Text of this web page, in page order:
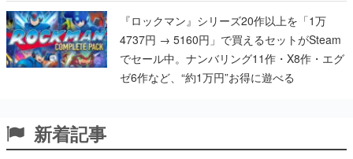
『ロックマン』シリーズ20作以上を「1万
4737円 → 5160円」で買えるセットがSteam
でセール中。ナンバリング11作・X8作・エグ
ゼ6作など、“約1万円”お得に遊べる
新着記事